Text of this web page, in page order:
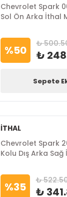
Chevrolet Spark
Sol Ön Arka İthal
%50 ₺
₺
Sepete
İTHAL
Chevrolet Spark
Kolu Dış Arka
%35 ₺
₺